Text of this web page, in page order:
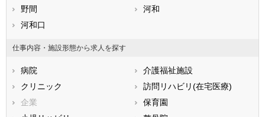
静岡県
滋賀県
広島県
徳島県
香川県
高知県
福岡県
野間
河和
河和口
仕事内容・施設形態から求人を探す
病院
介護福祉施設
クリニック
訪問リハビリ(在宅医療)
企業
保育園